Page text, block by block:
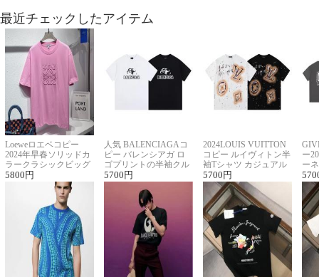
最近チェックしたアイテム
Loeweロエベコピー
2024年早春ソリッドカ
ラークラシックビッグ
ロゴ刺繍Tシャツ
5800 円
人気 BALENCIAGAコ
ピー バレンシアガ ロ
ゴプリントの半袖クル
ーネックTシャツ
5700 円
2024LOUIS VUITTON
コピー ルイヴィトン半
袖Tシャツ カジュアル
に馴染む 2色展開
5700 円
ー
ー
ー